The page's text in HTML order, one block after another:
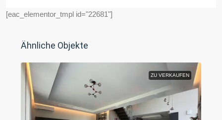
[eac_elementor_tmpl id="22681"]
Ähnliche Objekte
ZU VERKAUFEN